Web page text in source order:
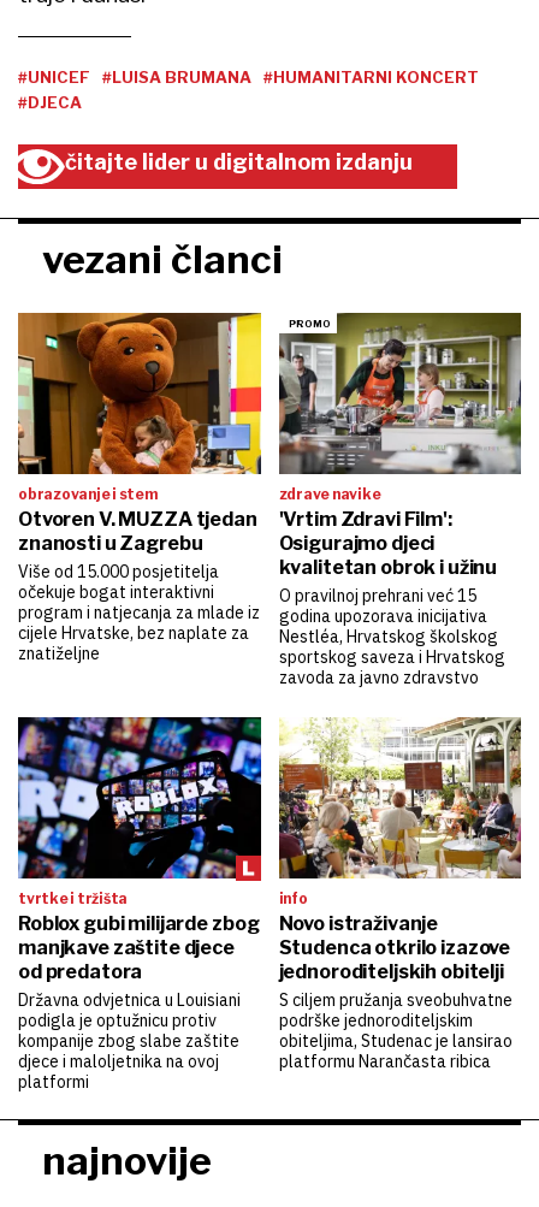
#UNICEF #LUISA BRUMANA
#HUMANITARNI KONCERT
#DJECA
čitajte lider u digitalnom izdanju
vezani članci
obrazovanje i stem
Otvoren V. MUZZA tjedan
znanosti u Zagrebu
Više od 15.000 posjetitelja
očekuje bogat interaktivni
program i natjecanja za mlade iz
cijele Hrvatske, bez naplate za
znatiželjne
zdrave navike
'Vrtim Zdravi Film':
Osigurajmo djeci
kvalitetan obrok i užinu
O pravilnoj prehrani već 15
godina upozorava inicijativa
Nestléa, Hrvatskog školskog
sportskog saveza i Hrvatskog
zavoda za javno zdravstvo
tvrtke i tržišta
Roblox gubi milijarde zbog
manjkave zaštite djece
od predatora
Državna odvjetnica u Louisiani
podigla je optužnicu protiv
kompanije zbog slabe zaštite
djece i maloljetnika na ovoj
platformi
info
Novo istraživanje
Studenca otkrilo izazove
jednoroditeljskih obitelji
S ciljem pružanja sveobuhvatne
podrške jednoroditeljskim
obiteljima, Studenac je lansirao
platformu Narančasta ribica
najnovije